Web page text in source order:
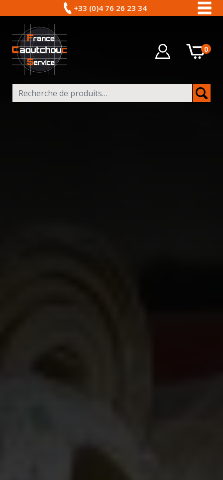
+33 (0)4 76 26 23 34
0
Recherche pour :